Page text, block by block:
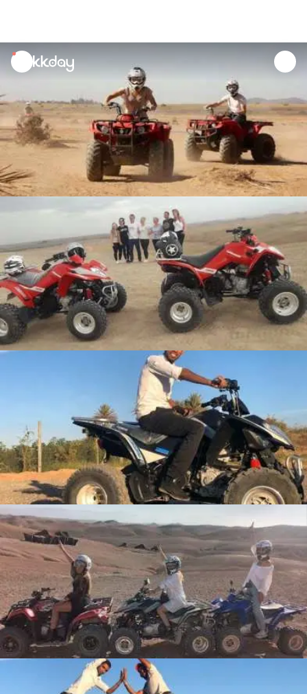
unread
notifications